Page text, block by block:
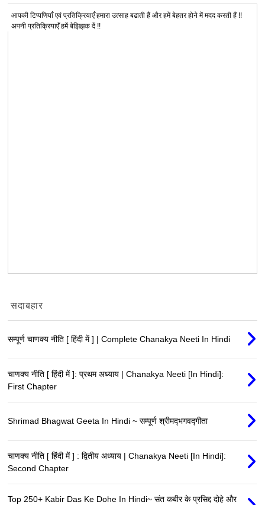
आपकी टिप्पणियाँ एवं प्रतिक्रियाएँ हमारा उत्साह बढाती हैं और हमें बेहतर होने में मदद करती हैं !!
अपनी प्रतिक्रियाएँ हमें बेझिझक दें !!
सदाबहार
सम्पूर्ण चाणक्य नीति [ हिंदी में ] | Complete Chanakya Neeti In Hindi
चाणक्य नीति [ हिंदी में ]: प्रथम अध्याय | Chanakya Neeti [In Hindi]:
First Chapter
Shrimad Bhagwat Geeta In Hindi ~ सम्पूर्ण श्रीमद्‍भगवद्‍गीता
चाणक्य नीति [ हिंदी में ] : द्वितीय अध्याय | Chanakya Neeti [In Hindi]:
Second Chapter
Top 250+ Kabir Das Ke Dohe In Hindi~ संत कबीर के प्रसिद्द दोहे और